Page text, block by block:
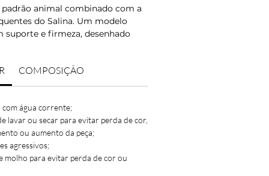
animal combinado com a
do Salina. Um modelo
suporte e firmeza, desenhado
com copas almofadadas
castanho, amarelo e coral.
costas.
atrás com nó e laço.
corte asa-delta.
em Portugal.
COMPOSIÇÃO
com água corrente;
lavar ou secar para evitar perda de cor,
ou aumento da peça;
agressivos;
molho para evitar perda de cor ou